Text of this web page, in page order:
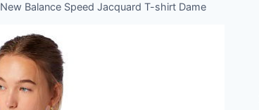
New Balance Speed Jacquard T-shirt Dame